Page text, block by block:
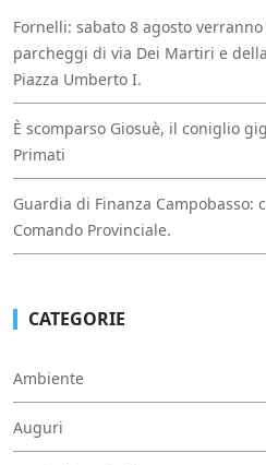
Fornelli: sabato 8 agosto
parcheggi di via Dei Martiri e
Piazza Umberto I.
È scomparso Giosuè, il coniglio
Primati
Guardia di Finanza Campobasso:
Comando Provinciale.
CATEGORIE
Ambiente
Auguri